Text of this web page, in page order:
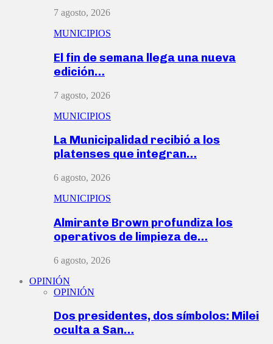
7 agosto, 2026
MUNICIPIOS
El fin de semana llega una nueva
edición…
7 agosto, 2026
MUNICIPIOS
La Municipalidad recibió a los
platenses que integran…
6 agosto, 2026
MUNICIPIOS
Almirante Brown profundiza los
operativos de limpieza de…
6 agosto, 2026
OPINIÓN
OPINIÓN
Dos presidentes, dos símbolos: Milei
oculta a San…